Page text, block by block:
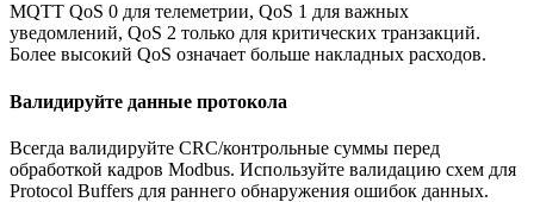
MQTT QoS 0 для телеметрии, QoS 1 для важных
уведомлений, QoS 2 только для критических транзакций.
Более высокий QoS означает больше накладных расходов.
Валидируйте данные протокола
Всегда валидируйте CRC/контрольные суммы перед
обработкой кадров Modbus. Используйте валидацию схем для
Protocol Buffers для раннего обнаружения ошибок данных.